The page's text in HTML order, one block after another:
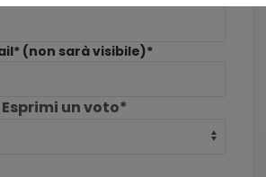
(non sarà visibile)*
Esprimi un voto*